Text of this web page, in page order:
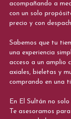
acompañando a
con un solo
precio y con
Sabemos que tu
una experiencia
acceso a un amplio
axiales, bieletas y
comprando en una
En El Sultán no
Te asesoramos